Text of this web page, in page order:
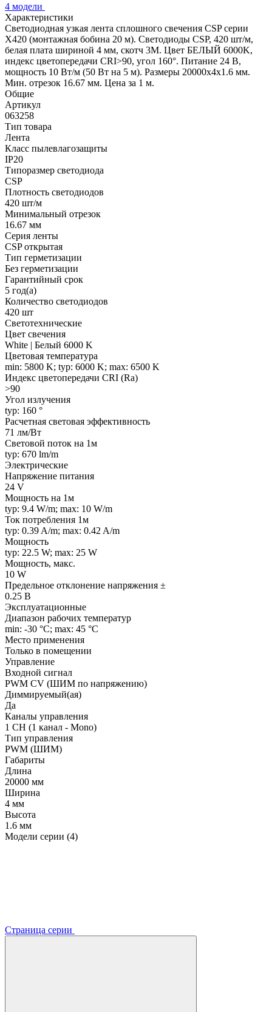
4 модели
Характеристики
Светодиодная узкая лента сплошного свечения CSP серии
X420 (монтажная бобина 20 м). Светодиоды CSP, 420 шт/м,
белая плата шириной 4 мм, скотч 3M. Цвет БЕЛЫЙ 6000K,
индекс цветопередачи CRI>90, угол 160°. Питание 24 В,
мощность 10 Вт/м (50 Вт на 5 м). Размеры 20000х4х1.6 мм.
Мин. отрезок 16.67 мм. Цена за 1 м.
Общие
Артикул
063258
Тип товара
Лента
Класс пылевлагозащиты
IP20
Типоразмер светодиода
CSP
Плотность светодиодов
420 шт/м
Минимальный отрезок
16.67 мм
Серия ленты
CSP открытая
Тип герметизации
Без герметизации
Гарантийный срок
5 год(а)
Количество светодиодов
420 шт
Светотехнические
Цвет свечения
White | Белый 6000 K
Цветовая температура
min: 5800 K; typ: 6000 K; max: 6500 K
Индекс цветопередачи CRI (Ra)
>90
Угол излучения
typ: 160 °
Расчетная световая эффективность
71 лм/Вт
Световой поток на 1м
typ: 670 lm/m
Электрические
Напряжение питания
24 V
Мощность на 1м
typ: 9.4 W/m; max: 10 W/m
Ток потребления 1м
typ: 0.39 A/m; max: 0.42 A/m
Мощность
typ: 22.5 W; max: 25 W
Мощность, макс.
10 W
Предельное отклонение напряжения ±
0.25 В
Эксплуатационные
Диапазон рабочих температур
min: -30 °C; max: 45 °C
Место применения
Только в помещении
Управление
Входной сигнал
PWM СV (ШИМ по напряжению)
Диммируемый(ая)
Да
Каналы управления
1 CH (1 канал - Mono)
Тип управления
PWM (ШИМ)
Габариты
Длина
20000 мм
Ширина
4 мм
Высота
1.6 мм
Модели серии (4)
Страница серии